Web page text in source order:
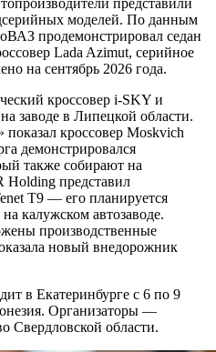
моделей. По данным
продемонстрировал седан
Lada Azimut, серийное
на сентябрь 2026 года.
кроссовер i-SKY и
заводе в Липецкой области.
кроссовер Moskvich
демонстрировался
также собирают на
представил
T9 — его планируется
калужском автозаводе.
производственные
новый внедорожник
в Екатеринбурге с 6 по 9
Организаторы —
Свердловской области.